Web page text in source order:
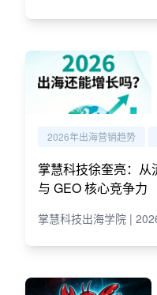
2026年出海营销趋势
掌慧科技徐奎亮：
与 GEO 核心竞争力
掌慧科技出海学院 |